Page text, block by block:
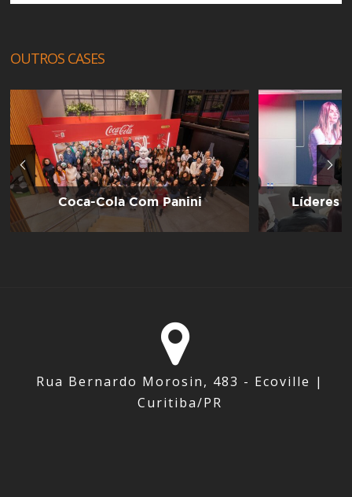
OUTROS CASES
Coca-Cola Com Panini Líderes
Rua Bernardo Morosin, 483 - Ecoville |
Curitiba/PR